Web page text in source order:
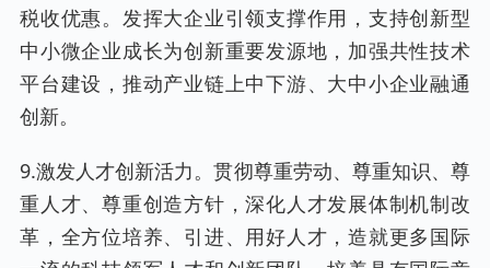
税收优惠。发挥大企业引领支撑作用，支持创新型
中小微企业成长为创新重要发源地，加强共性技术
平台建设，推动产业链上中下游、大中小企业融通
创新。
9.激发人才创新活力。贯彻尊重劳动、尊重知识、尊
重人才、尊重创造方针，深化人才发展体制机制改
革，全方位培养、引进、用好人才，造就更多国际